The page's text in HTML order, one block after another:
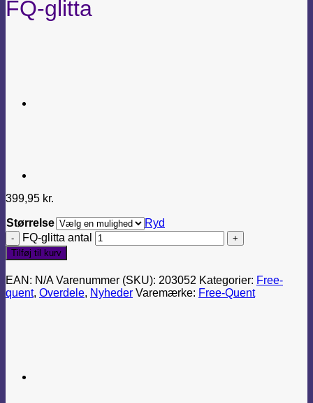
FQ-glitta
399,95 kr.
Størrelse
Ryd
FQ-glitta antal
Tilføj til kurv
EAN: N/A Varenummer (SKU): 203052 Kategorier: Free-
quent, Overdele, Nyheder Varemærke: Free-Quent